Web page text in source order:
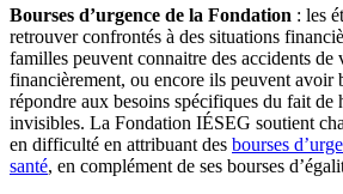
Bourses d’urgence de la Fondation : les
retrouver confrontés à des situations
familles peuvent connaitre des accidents de
financièrement, ou encore ils peuvent avoir
répondre aux besoins spécifiques du fait de
invisibles. La Fondation IÉSEG soutient
en difficulté en attribuant des bourses
santé, en complément de ses bourses